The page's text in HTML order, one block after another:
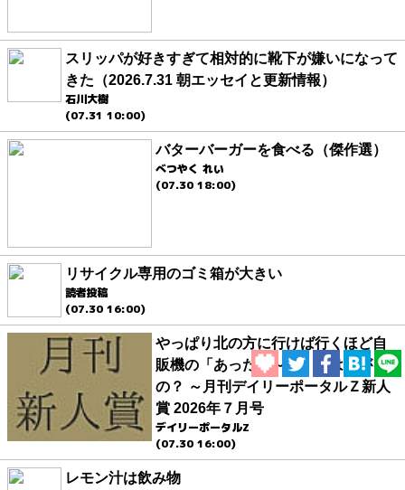
スリッパが好きすぎて相対的に靴下が嫌いになって
きた（2026.7.31 朝エッセイと更新情報）
石川大樹
(07.31 10:00)
バターバーガーを食べる（傑作選）
べつやく れい
(07.30 18:00)
リサイクル専用のゴミ箱が大きい
読者投稿
(07.30 16:00)
やっぱり北の方に行けば行くほど自
販機の「あったか～い」率は上がる
の？ ～月刊デイリーポータルＺ新人
賞 2026年７月号
デイリーポータルZ
(07.30 16:00)
レモン汁は飲み物